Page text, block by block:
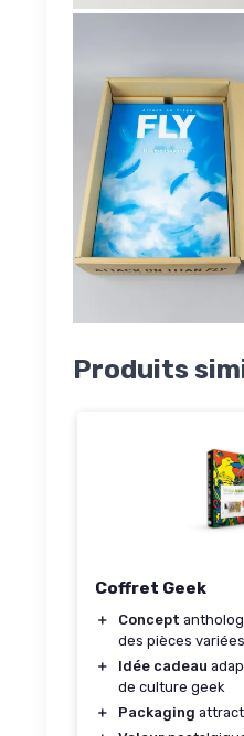
Produits
Coffret Geek
＋ Concept
des pièces variées
＋
Idée cadeau
de culture geek
＋
Packaging